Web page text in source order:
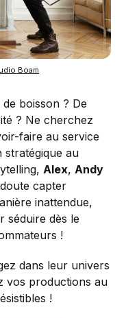
Boam
boisson ? De
? Ne cherchez
faire au service
stratégique au
Alex, Andy
capter
inattendue,
séduire dès le
!
dans leur univers
vos productions au
!